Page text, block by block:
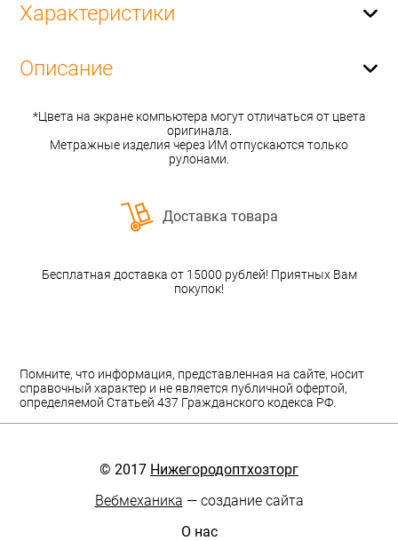
Характеристики
Описание
*Цвета на экране компьютера могут отличаться от цвета
оригинала.
Метражные изделия через ИМ отпускаются только
рулонами.
Доставка товара
Бесплатная доставка от 15000 рублей! Приятных Вам
покупок!
Помните, что информация, представленная на сайте, носит
справочный характер и не является публичной офертой,
определяемой Статьей 437 Гражданского кодекса РФ.
© 2017 Нижегородоптхозторг
Вебмеханика — создание сайта
О нас